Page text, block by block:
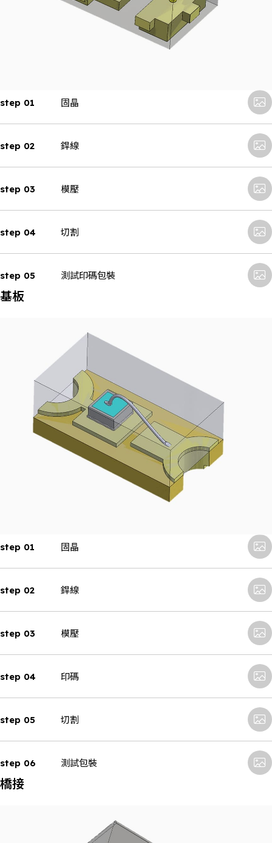
step 01 固晶
step 02 銲線
step 03 模壓
step 04 切割
step 05 測試印碼包裝
基板
step 01 固晶
step 02 銲線
step 03 模壓
step 04 印碼
step 05 切割
step 06 測試包裝
橋接